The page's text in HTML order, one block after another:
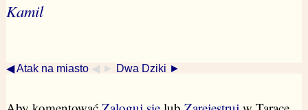
Kamil
◀ Atak na miasto ◀ ► Dwa Dziki ►